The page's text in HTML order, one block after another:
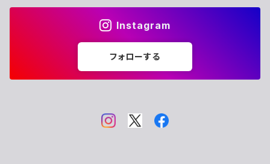
Instagram
フォローする